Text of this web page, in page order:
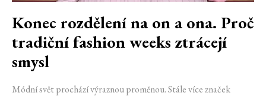
Konec rozdělení na on a ona. Proč
tradiční fashion weeks ztrácejí
smysl
Módní svět prochází výraznou proměnou. Stále více značek